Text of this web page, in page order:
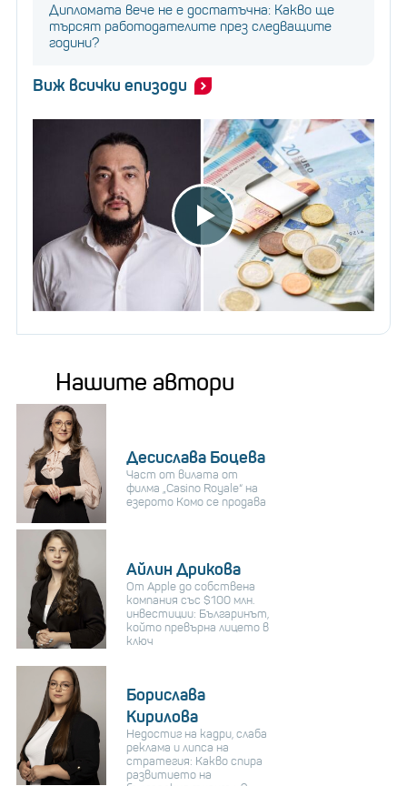
Дипломата вече не е достатъчна: Какво ще
търсят работодателите през следващите
години?
Виж всички епизоди
Нашите автори
Десислава Боцева
Част от вилата от
филма „Casino Royale“ на
езерото Комо се продава
Айлин Дрикова
От Apple до собствена
компания със $100 млн.
инвестиции: Българинът,
който превърна лицето в
ключ
Борислава
Кирилова
Недостиг на кадри, слаба
реклама и липса на
стратегия: Какво спира
развитието на